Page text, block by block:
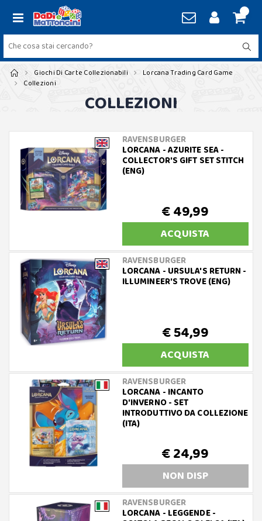
Giochi Di Carte Collezionabili
Lorcana Trading Card Game
Collezioni
COLLEZIONI
RAVENSBURGER
LORCANA - AZURITE SEA -
COLLECTOR'S GIFT SET STITCH
(ENG)
€ 49,99
ACQUISTA
RAVENSBURGER
LORCANA - URSULA'S RETURN -
ILLUMINEER'S TROVE (ENG)
€ 54,99
ACQUISTA
RAVENSBURGER
LORCANA - INCANTO
D'INVERNO - SET
INTRODUTTIVO DA COLLEZIONE
(ITA)
€ 24,99
NON DISP
RAVENSBURGER
LORCANA - LEGGENDE -